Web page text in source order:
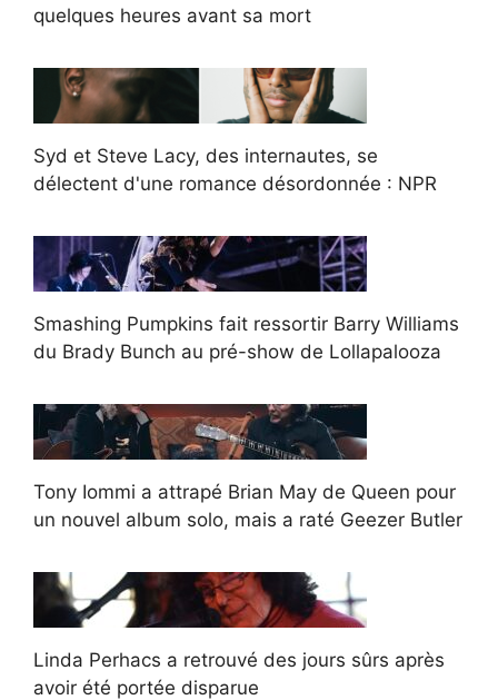
quelques heures avant sa mort
Syd et Steve Lacy, des internautes, se
délectent d'une romance désordonnée : NPR
Smashing Pumpkins fait ressortir Barry Williams
du Brady Bunch au pré-show de Lollapalooza
Tony Iommi a attrapé Brian May de Queen pour
un nouvel album solo, mais a raté Geezer Butler
Linda Perhacs a retrouvé des jours sûrs après
avoir été portée disparue